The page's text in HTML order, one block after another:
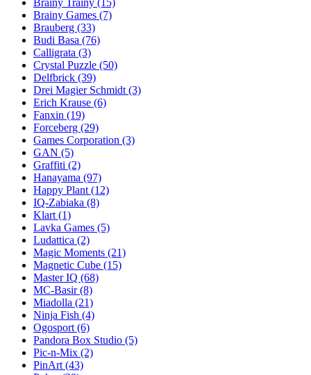
Brainy Trainy (15)
Brainy Games (7)
Brauberg (33)
Budi Basa (76)
Calligrata (3)
Crystal Puzzle (50)
Delfbrick (39)
Drei Magier Schmidt (3)
Erich Krause (6)
Fanxin (19)
Forceberg (29)
Games Corporation (3)
GAN (5)
Graffiti (2)
Hanayama (97)
Happy Plant (12)
IQ-Zabiaka (8)
Klart (1)
Lavka Games (5)
Ludattica (2)
Magic Moments (21)
Magnetic Cube (15)
Master IQ (68)
MC-Basir(8)
Miadolla (21)
Ninja Fish (4)
Ogosport (6)
Pandora Box Studio (5)
Pic-n-Mix (2)
PinArt (43)